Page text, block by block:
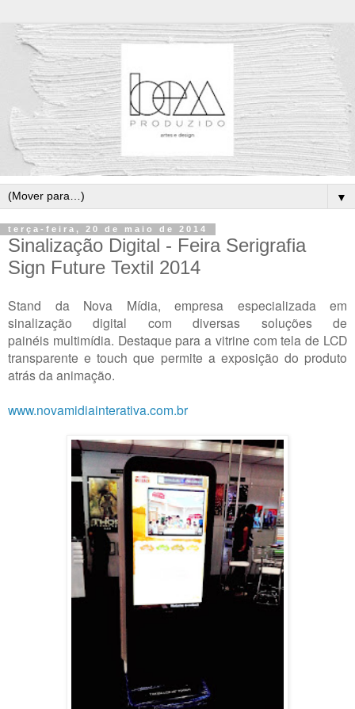
▼
terça-feira, 20 de maio de 2014
Sinalização Digital - Feira Serigrafia
Sign Future Textil 2014
Stand da Nova Mídia, empresa especializada em
sinalização digital com diversas soluções de
painéis multimídia. Destaque para a vitrine com tela de LCD
transparente e touch que permite a exposição do produto
atrás da animação.
www.novamidiainterativa.com.br